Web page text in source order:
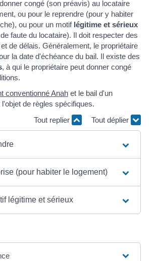
congé (son préavis) au locataire
ou pour le reprendre (pour y habiter
ou pour un motiflégitime et sérieux
faute du locataire). Il doit respecter des
de délais. Généralement, le propriétaire
la date d'échéance du bail. Il existe des
, à qui le propriétaire peut donner congé
conventionné Anahet le bail d'un
l'objet de règles spécifiques.
Tout replier
Tout déplier
(pour habiter le logement)
légitime et sérieux